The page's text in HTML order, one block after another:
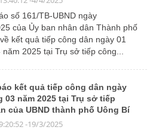
số 161/TB-UBND ngày
của Ủy ban nhân dân Thành phố
kết quả tiếp công dân ngày 01
2025 tại Trụ sở tiếp công...
kết quả tiếp công dân ngày
03 năm 2025 tại Trụ sở tiếp
của UBND thành phố Uông Bí
9:20:52 -19/3/2025